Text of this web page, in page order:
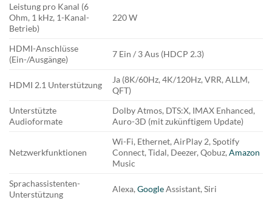
Leistung pro Kanal (6
Ohm, 1 kHz, 1-Kanal-
Betrieb)
220 W
HDMI-Anschlüsse
(Ein-/Ausgänge)
7 Ein / 3 Aus (HDCP 2.3)
HDMI 2.1 Unterstützung
Ja (8K/60Hz, 4K/120Hz, VRR, ALLM,
QFT)
Unterstützte
Audioformate
Dolby Atmos, DTS:X, IMAX Enhanced,
Auro-3D (mit zukünftigem Update)
Netzwerkfunktionen
Wi-Fi, Ethernet, AirPlay 2, Spotify
Connect, Tidal, Deezer, Qobuz,Amazon
Music
Sprachassistenten-
Unterstützung
Alexa,GoogleAssistant, Siri